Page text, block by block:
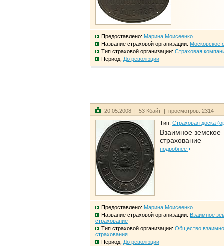
Предоставлено: Марина Моисеенко
Название страховой организации: Московское
Тип страховой организации: Страховая
Период: До революции
20.05.2008 | 53 Кбайт | просмотров: 2314
Тип: Страховая доска
Взаимное земское
страхование
подробнее
Предоставлено: Марина Моисеенко
Название страховой организации: Взаимное
страхование
Тип страховой организации: Общество
страхования
Период: До революции